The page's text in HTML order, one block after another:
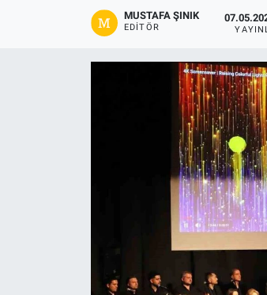
MUSTAFA ŞINIK
EDITÖR
Gündem